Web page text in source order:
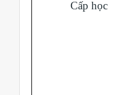
Cấp học